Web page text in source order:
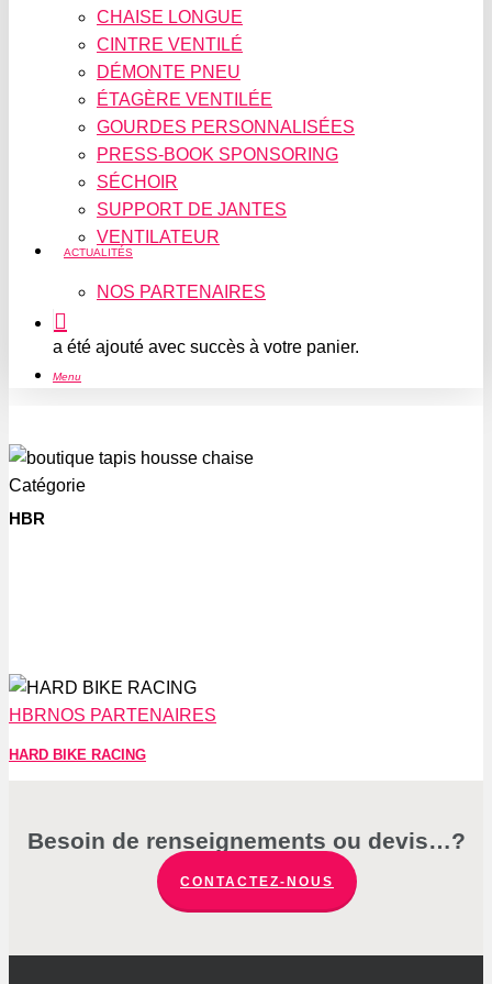
CHAISE LONGUE
CINTRE VENTILÉ
DÉMONTE PNEU
ÉTAGÈRE VENTILÉE
GOURDES PERSONNALISÉES
PRESS-BOOK SPONSORING
SÉCHOIR
SUPPORT DE JANTES
VENTILATEUR
ACTUALITÉS
NOS PARTENAIRES
a été ajouté avec succès à votre panier.
Menu
Catégorie
HBR
HARD
BIKE
HBRNOS PARTENAIRES
HARD BIKE RACING
Besoin de renseignements ou devis…?
CONTACTEZ-NOUS